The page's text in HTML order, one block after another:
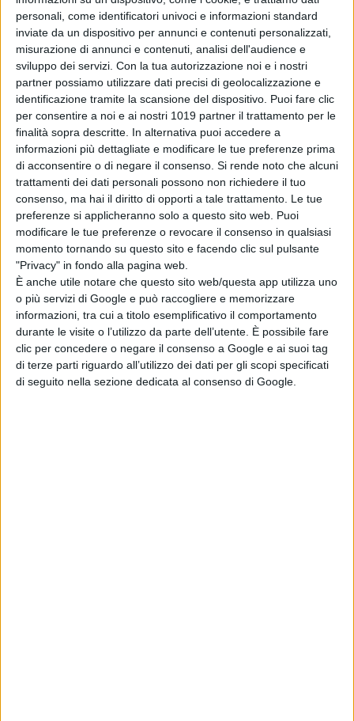
personali, come identificatori univoci e informazioni standard
inviate da un dispositivo per annunci e contenuti personalizzati,
misurazione di annunci e contenuti, analisi dell'audience e
sviluppo dei servizi. Con la tua autorizzazione noi e i nostri
partner possiamo utilizzare dati precisi di geolocalizzazione e
identificazione tramite la scansione del dispositivo. Puoi fare clic
per consentire a noi e ai nostri 1019 partner il trattamento per le
finalità sopra descritte. In alternativa puoi accedere a
informazioni più dettagliate e modificare le tue preferenze prima
di acconsentire o di negare il consenso. Si rende noto che alcuni
trattamenti dei dati personali possono non richiedere il tuo
consenso, ma hai il diritto di opporti a tale trattamento. Le tue
preferenze si applicheranno solo a questo sito web. Puoi
modificare le tue preferenze o revocare il consenso in qualsiasi
momento tornando su questo sito e facendo clic sul pulsante
"Privacy" in fondo alla pagina web.
È anche utile notare che questo sito web/questa app utilizza uno
o più servizi di Google e può raccogliere e memorizzare
informazioni, tra cui a titolo esemplificativo il comportamento
durante le visite o l’utilizzo da parte dell’utente. È possibile fare
clic per concedere o negare il consenso a Google e ai suoi tag
di terze parti riguardo all’utilizzo dei dati per gli scopi specificati
di seguito nella sezione dedicata al consenso di Google.
Johnson risponde
alle recensioni
negative
di Emanuela Giuliani
Beatles, il film di
Sam Mendes
prepara le riprese
ad Abbey Road
di Emanuela Giuliani
SACRIFCE
di La Redazione
Chi siamoContattiPrivacy PolicyCookie Policy
Emanuela Giuliani CFGLNMNL77T43L639Disclaimer